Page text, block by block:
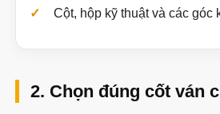
Cột, hộp kỹ thuật và các góc
2. Chọn đúng cốt ván